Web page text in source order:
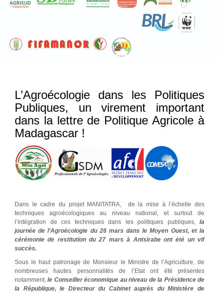
L’Agroécologie dans les Politiques
Publiques, un virement important
dans la lettre de Politique Agricole à
Madagascar !
Dans le cadre du projet MANITATRA, de la mise à l’échelle des
techniques agroécologiques au niveau national, et surtout de
l’intégration de ces techniques dans les politiques publiques, la
journée de l’Agroécologie du 26 mars dans le Moyen Ouest, et la
cérémonie de restitution du 27 mars à Antsirabe ont été un vif
succès.
Sous le haut patronage de Monsieur le Ministre de l’Agriculture, de
nombreuses hautes personnalités de l’Etat ont été présentes
notamment,le Conseiller économique au niveau de la Présidence de
la République, le Directeur du Cabinet auprès du Ministère de